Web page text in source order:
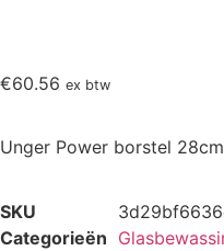
€60.56 ex btw
Unger Power borstel
SKU
Categorieën